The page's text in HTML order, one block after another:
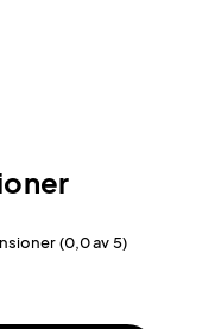
(0,0 av 5)